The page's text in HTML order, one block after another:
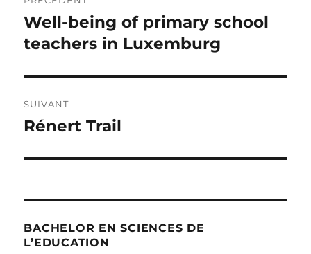
de
l’article
Publication
précédente :
Well-being of primary school
teachers in Luxemburg
SUIVANT
Publication
Rénert Trail
BACHELOR EN SCIENCES DE
L’EDUCATION